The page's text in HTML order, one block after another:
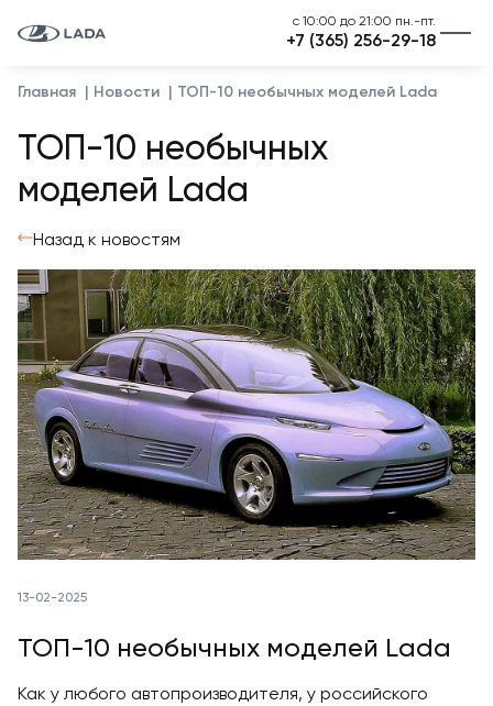
с 10:00 до 21:00 пн.-пт.
+7 (365) 256-29-18
Главная Новости ТОП-10 необычных моделей Lada
ТОП-10 необычных
моделей Lada
Назад к новостям
13-02-2025
ТОП-10 необычных моделей Lada
Как у любого автопроизводителя, у российского